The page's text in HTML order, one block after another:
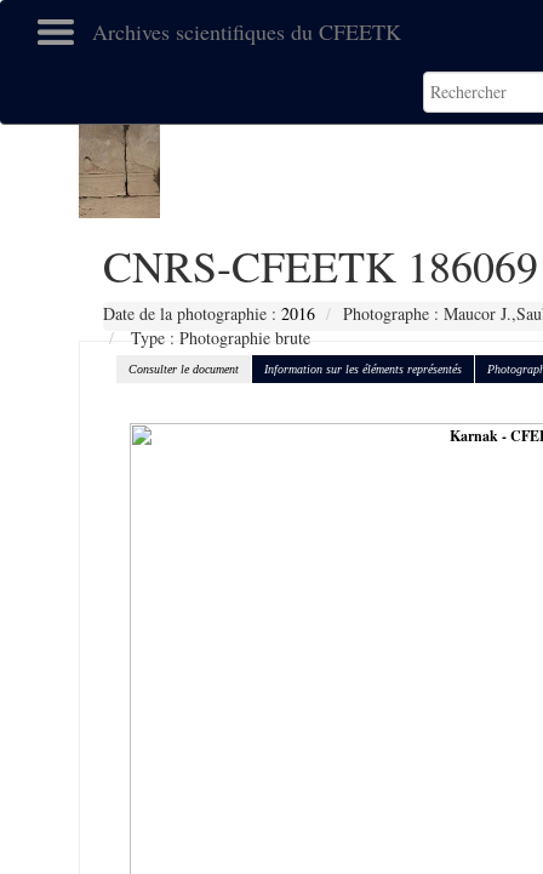
Archives scientifiques du CFEETK
CNRS-CFEETK 186069
Date de la photographie : 2016
Photographe : Maucor
Type : Photographie brute
Consulter le document Information sur les éléments représentés